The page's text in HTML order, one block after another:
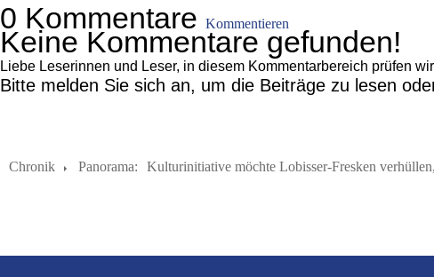
0 Kommentare Kommentieren
Keine Kommentare gefunden!
Liebe Leserinnen und Leser, in diesem Kommentarbereich prüfen
Bitte melden Sie sich an, um die Beiträge zu lesen
Chronik Panorama: Kulturinitiative möchte Lobisser-Fresken